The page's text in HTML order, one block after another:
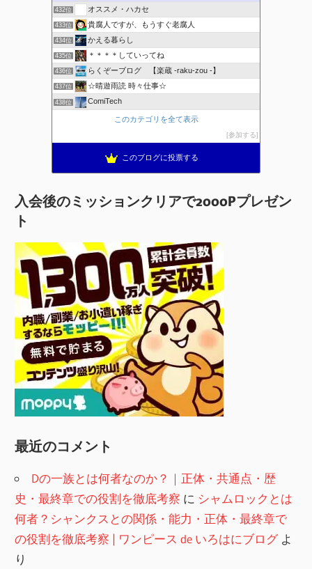
432位 オススメ・ハカセ
433位 貴腐人ですが、もうすぐ老腐人
434位 かえる暮らし
435位 ＊＊＊＊していってね
436位 らくぞーブログ 【楽蔵 -raku-zou -】
437位 ☆晴遊雨読 時々仕事☆
438位 ComiTech
このカテゴリを全て表示
参加する
このブログに投票する
入会後のミッションクリアで2000Pプレゼン
ト
最近のコメント
Dの一族とは何者なのか？｜正体・共通点・歴
史・最終章での役割を徹底考察 に シャムロックとは
何者？シャンクスとの関係・能力・正体・最終章で
の役割を徹底考察 | ワンピース de いろはにブログよ
り